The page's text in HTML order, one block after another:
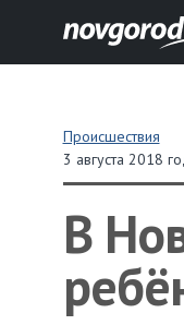
Происшествия
3 августа 2018
В